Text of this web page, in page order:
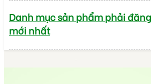
Danh mục sản phẩm phải
mới nhất